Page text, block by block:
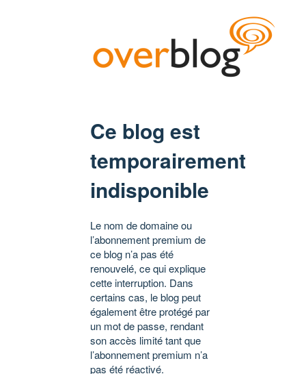
Ce blog est
temporairement
indisponible
Le nom de domaine ou
l’abonnement premium de
ce blog n’a pas été
renouvelé, ce qui explique
cette interruption. Dans
certains cas, le blog peut
également être protégé par
un mot de passe, rendant
son accès limité tant que
l’abonnement premium n’a
pas été réactivé.